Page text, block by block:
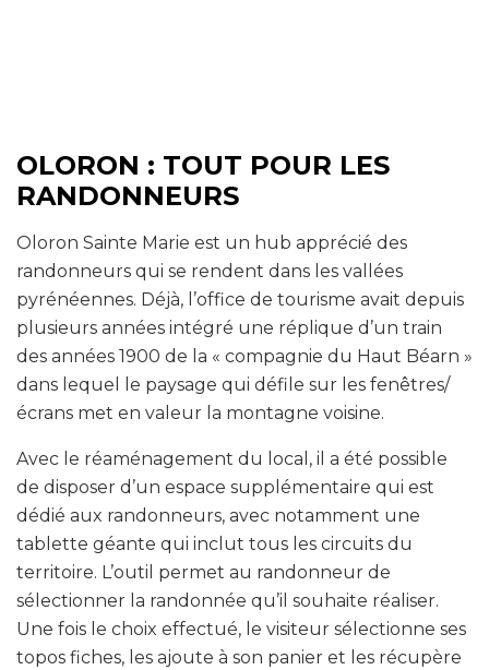
OLORON : TOUT POUR LES
RANDONNEURS
Oloron Sainte Marie est un hub apprécié des
randonneurs qui se rendent dans les vallées
pyrénéennes. Déjà, l’office de tourisme avait depuis
plusieurs années intégré une réplique d’un train
des années 1900 de la « compagnie du Haut Béarn »
dans lequel le paysage qui défile sur les fenêtres/
écrans met en valeur la montagne voisine.
Avec le réaménagement du local, il a été possible
de disposer d’un espace supplémentaire qui est
dédié aux randonneurs, avec notamment une
tablette géante qui inclut tous les circuits du
territoire. L’outil permet au randonneur de
sélectionner la randonnée qu’il souhaite réaliser.
Une fois le choix effectué, le visiteur sélectionne ses
topos fiches, les ajoute à son panier et les récupère